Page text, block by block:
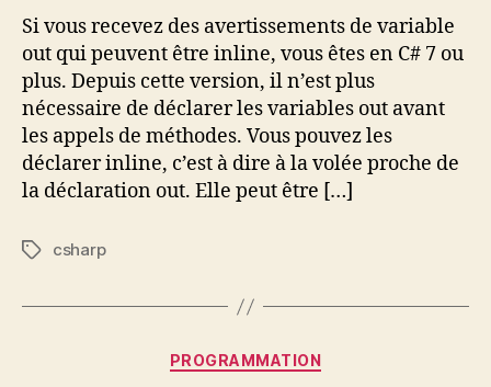
variables
à
partir
du
C#
7
Si vous recevez des avertissements de variable
out qui peuvent être inline, vous êtes en C# 7 ou
plus. Depuis cette version, il n’est plus
nécessaire de déclarer les variables out avant
les appels de méthodes. Vous pouvez les
déclarer inline, c’est à dire à la volée proche de
la déclaration out. Elle peut être […]
Étiquettes
csharp
Catégories
PROGRAMMATION